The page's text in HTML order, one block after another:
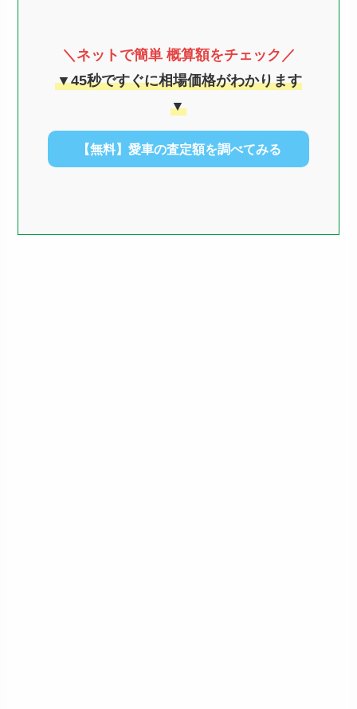
＼ネットで簡単 概算額をチェック／
▼45秒ですぐに相場価格がわかります
▼
【無料】愛車の査定額を調べてみる